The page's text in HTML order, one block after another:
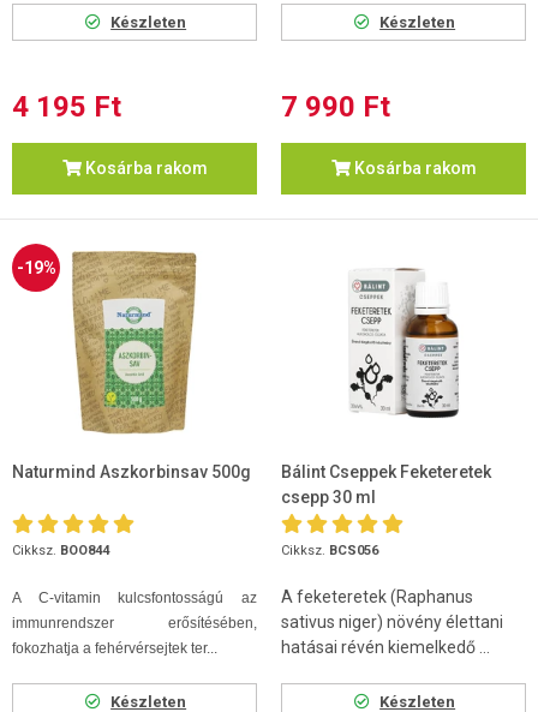
Készleten
4 195 Ft
Kosárba rakom
Készleten
7 990 Ft
Kosárba rakom
-19%
Naturmind Aszkorbinsav 500g
Cikksz. BOO844
A C-vitamin kulcsfontosságú az
immunrendszer erősítésében,
fokozhatja a fehérvérsejtek ter...
Készleten
Bálint Cseppek Feketeretek
csepp 30 ml
Cikksz. BCS056
A feketeretek (Raphanus
sativus niger) növény élettani
hatásai révén kiemelkedő ...
Készleten